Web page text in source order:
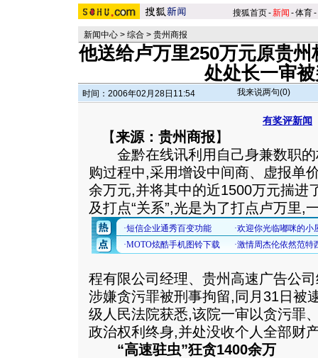
搜狐首页-新闻 -体育-
新闻中心 > 综合 > 贵州商报
他送给卢万里250万元原贵
处处长一审
时间：2006年02月28日11:54 我来说两句(0)
有奖评新闻
【来源：贵州商报】
金黔在线讯利用自己身兼数职的
购过程中,采用增设中间商、虚报单
余万元,并将其中的近1500万元揣进
及打点“关系”,光是为了打点卢万里,
程有限公司经理、贵州高速广告公
涉嫌贪污罪被刑事拘留,同月31日被
级人民法院获悉,该院一审以贪污罪
政治权利终身,并处没收个人全部财
“高速驻虫”狂贪1400余万